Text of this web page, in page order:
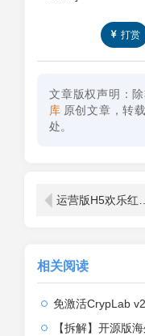
打赏
文章版权声明：
库 原创文章，转
处。
相关阅读
免激活CrypLab v2.0加密货
【拆解】开源版